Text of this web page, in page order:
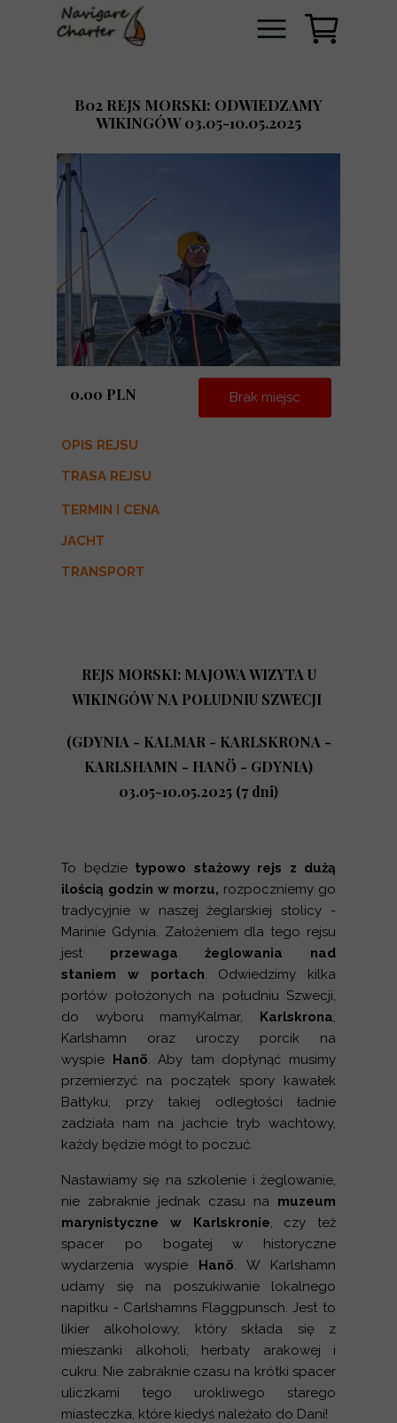
TRANSPORT
TERMIN I CENA
JACHT
TRASA REJSU
OPIS REJSU
B02 REJS MORSKI: ODWIEDZAMY
WIKINGÓW 03.05-10.05.2025
Brak miejsc
0.00 PLN
REJS MORSKI: MAJOWA WIZYTA U
WIKINGÓW NA POŁUDNIU SZWECJI
(GDYNIA - KALMAR - KARLSKRONA -
KARLSHAMN - HANÖ - GDYNIA)
03.05-10.05.2025 (7 dni)
To będzie typowo stażowy rejs z dużą
ilością godzin w morzu, rozpoczniemy go
tradycyjnie w naszej żeglarskiej stolicy -
Marinie Gdynia. Założeniem dla tego rejsu
jest przewaga żeglowania nad
staniem w portach. Odwiedzimy kilka
portów położonych na południu Szwecji,
do wyboru mamyKalmar, Karlskrona,
Karlshamn oraz uroczy porcik na
wyspie Hanö. Aby tam dopłynąć musimy
przemierzyć na początek spory kawałek
Bałtyku, przy takiej odległości ładnie
zadziała nam na jachcie tryb wachtowy,
każdy będzie mógł to poczuć.
Nastawiamy się na szkolenie i żeglowanie,
nie zabraknie jednak czasu na muzeum
marynistyczne w Karlskronie, czy też
spacer po bogatej w historyczne
wydarzenia wyspie Hanö. W Karlshamn
udamy się na poszukiwanie lokalnego
napitku - Carlshamns Flaggpunsch. Jest to
likier alkoholowy, który składa się z
mieszanki alkoholi, herbaty arakowej i
cukru. Nie zabraknie czasu na krótki spacer
uliczkami tego urokliwego starego
miasteczka, które kiedyś należało do Dani!